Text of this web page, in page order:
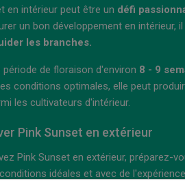
en intérieur peut être un défi
un bon développement en
les branches.
de floraison d'environ 8 - 9
conditions optimales, elle peut
les cultivateurs d'intérieur.
Pink Sunset en extérieur
Pink Sunset en extérieur, préparez-
idéales et avec de